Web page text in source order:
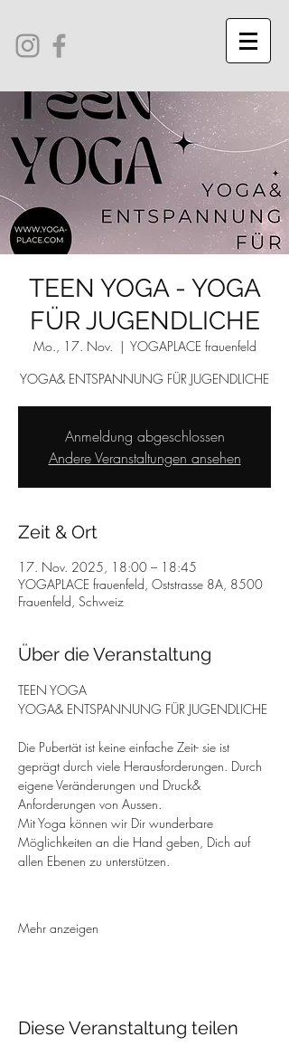
TEEN YOGA - YOGA
FÜR JUGENDLICHE
Mo., 17. Nov.
  |
YOGAPLACE frauenfeld
YOGA& ENTSPANNUNG FÜR JUGENDLICHE
Anmeldung abgeschlossen
Andere Veranstaltungen ansehen
Zeit & Ort
17. Nov. 2025, 18:00 – 18:45
YOGAPLACE frauenfeld, Oststrasse 8A, 8500
Frauenfeld, Schweiz
Über die Veranstaltung
TEEN YOGA
YOGA& ENTSPANNUNG FÜR JUGENDLICHE
Die Pubertät ist keine einfache Zeit- sie ist
geprägt durch viele Herausforderungen. Durch
eigene Veränderungen und Druck&
Anforderungen von Aussen.
Mit Yoga können wir Dir wunderbare
Möglichkeiten an die Hand geben, Dich auf
allen Ebenen zu unterstützen.
Mehr anzeigen
Diese Veranstaltung teilen